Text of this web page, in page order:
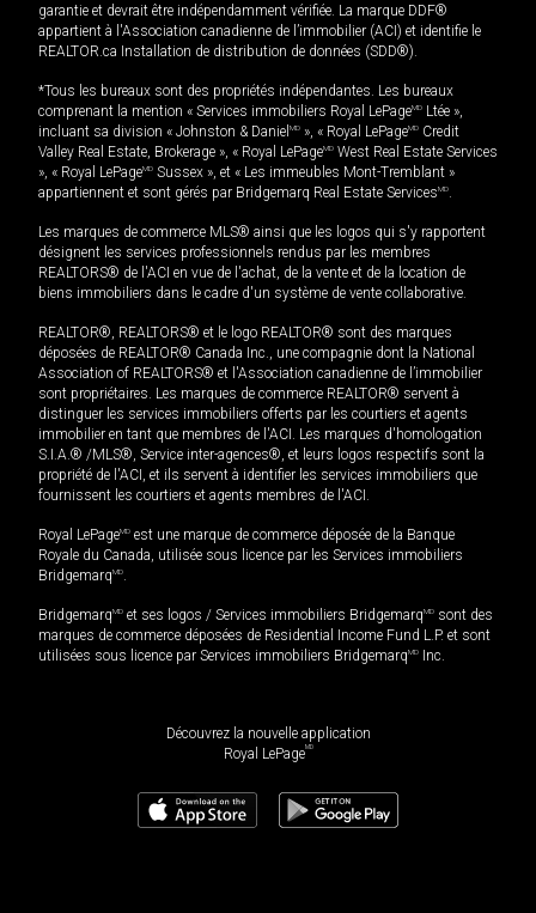
garantie et devrait être indépendamment vérifiée. La marque DDF®
appartient à l'Association canadienne de l’immobilier (ACI) et identifie le
REALTOR.ca Installation de distribution de données (SDD®).
*Tous les bureaux sont des propriétés indépendantes. Les bureaux
comprenant la mention « Services immobiliers Royal LePageMD Ltée »,
incluant sa division « Johnston & Daniel MD », « Royal LePageMD Credit
Valley Real Estate, Brokerage », « Royal LePageMD West Real Estate Services
», « Royal LePageMD Sussex », et « Les immeubles Mont-Tremblant »
appartiennent et sont gérés par Bridgemarq Real Estate ServicesMD.
Les marques de commerce MLS® ainsi que les logos qui s'y rapportent
désignent les services professionnels rendus par les membres
REALTORS® de l'ACI en vue de l'achat, de la vente et de la location de
biens immobiliers dans le cadre d'un système de vente collaborative.
REALTOR®, REALTORS® et le logo REALTOR® sont des marques
déposées de REALTOR® Canada Inc., une compagnie dont la National
Association of REALTORS® et l'Association canadienne de l’immobilier
sont propriétaires. Les marques de commerce REALTOR® servent à
distinguer les services immobiliers offerts par les courtiers et agents
immobilier en tant que membres de l'ACI. Les marques d'homologation
S.I.A.® /MLS®, Service inter-agences®, et leurs logos respectifs sont la
propriété de l'ACI, et ils servent à identifier les services immobiliers que
fournissent les courtiers et agents membres de l'ACI.
Royal LePageMD est une marque de commerce déposée de la Banque
Royale du Canada, utilisée sous licence par les Services immobiliers
BridgemarqMD.
BridgemarqMD et ses logos / Services immobiliers BridgemarqMD sont des
marques de commerce déposées de Residential Income Fund L.P. et sont
utilisées sous licence par Services immobiliers BridgemarqMD Inc.
Découvrez la nouvelle application
Royal LePageMD